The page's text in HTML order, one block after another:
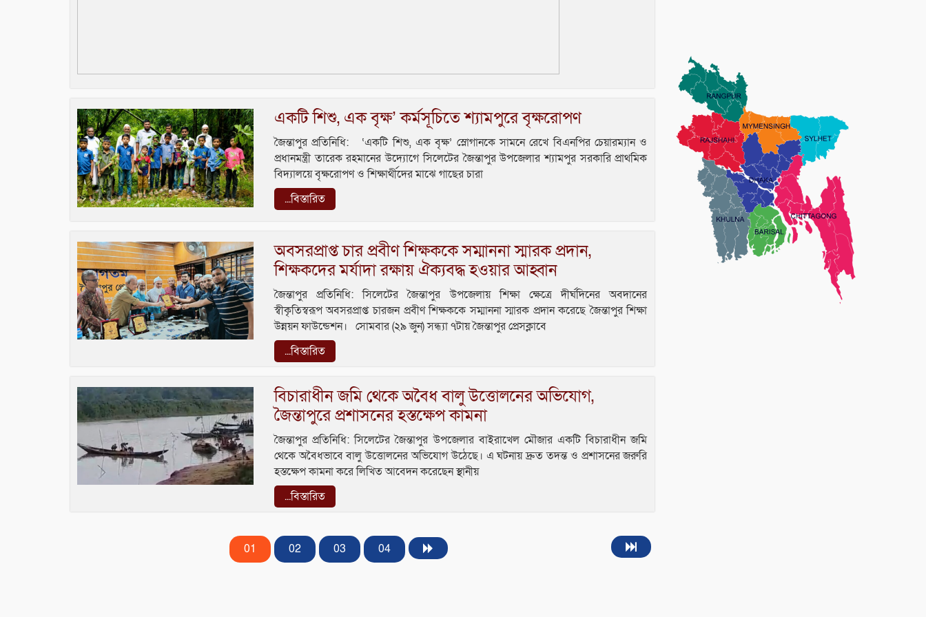
একটি শিশু, এক বৃক্ষ’ কর্মসূচিতে শ্যামপুরে বৃক্ষরোপণ
জৈন্তাপুর প্রতিনিধি: ‘একটি শিশু, এক বৃক্ষ’ স্লোগানকে সামনে রেখে বিএনপির চেয়ারম্যান ও
প্রধানমন্ত্রী তারেক রহমানের উদ্যোগে সিলেটের জৈন্তাপুর উপজেলার শ্যামপুর সরকারি প্রাথমিক
বিদ্যালয়ে বৃক্ষরোপণ ও শিক্ষার্থীদের মাঝে গাছের চারা
...বিস্তারিত
অবসরপ্রাপ্ত চার প্রবীণ শিক্ষককে সম্মাননা স্মারক প্রদান,
শিক্ষকদের মর্যাদা রক্ষায় ঐক্যবদ্ধ হওয়ার আহ্বান
জৈন্তাপুর প্রতিনিধি: সিলেটের জৈন্তাপুর উপজেলায় শিক্ষা ক্ষেত্রে দীর্ঘদিনের অবদানের
স্বীকৃতিস্বরূপ অবসরপ্রাপ্ত চারজন প্রবীণ শিক্ষককে সম্মাননা স্মারক প্রদান করেছে জৈন্তাপুর শিক্ষা
উন্নয়ন ফাউন্ডেশন। সোমবার (২৯ জুন) সন্ধ্যা ৭টায় জৈন্তাপুর প্রেসক্লাবে
...বিস্তারিত
বিচারাধীন জমি থেকে অবৈধ বালু উত্তোলনের অভিযোগ,
জৈন্তাপুরে প্রশাসনের হস্তক্ষেপ কামনা
জৈন্তাপুর প্রতিনিধি: সিলেটের জৈন্তাপুর উপজেলার বাইরাখেল মৌজার একটি বিচারাধীন জমি
থেকে অবৈধভাবে বালু উত্তোলনের অভিযোগ উঠেছে। এ ঘটনায় দ্রুত তদন্ত ও প্রশাসনের জরুরি
হস্তক্ষেপ কামনা করে লিখিত আবেদন করেছেন স্থানীয়
...বিস্তারিত
01 02 03 04